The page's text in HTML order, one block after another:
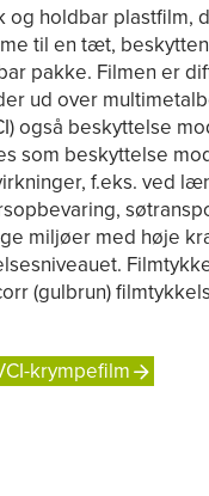
og holdbar plastfilm,
til en tæt,
pakke. Filmen er
ud over
også beskyttelse
som beskyttelse
f.eks. ved
miljøer med høje
(gulbrun)
krympefilm